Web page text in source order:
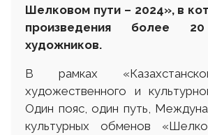
Шелковом пути – 2024», в
произведения
более
художников.
В рамках
художественного и
Один пояс, один путь,
культурных обменов